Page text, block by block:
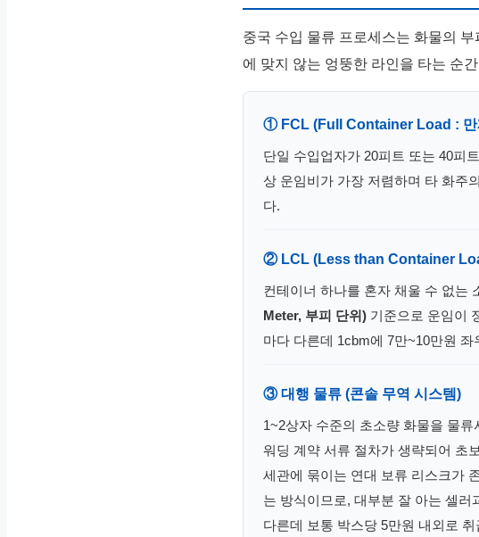
중국 수입 물류 프로세스는 화물의
에 맞지 않는 엉뚱한 라인을 타는 순
① FCL (Full Container Load : 만
단일 수입업자가 20피트 또는 40피
상 운임비가 가장 저렴하며 타 화주
다.
② LCL (Less than Container
컨테이너 하나를 혼자 채울 수 없는
Meter, 부피 단위) 기준으로 운임이
마다 다른데 1cbm에 7만~10만원 좌
③ 대행 물류 (콘솔 무역 시스템)
1~2상자 수준의 초소량 화물을 물
워딩 계약 서류 절차가 생략되어 초
세관에 묶이는 연대 보류 리스크가
는 방식이므로, 대부분 잘 아는 셀
다른데 보통 박스당 5만원 내외로